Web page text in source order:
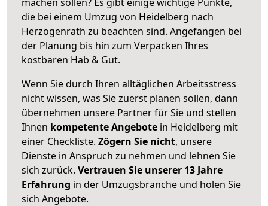
die bei einem Umzug von Heidelberg nach
Herzogenrath zu beachten sind. Angefangen bei
der Planung bis hin zum Verpacken Ihres
kostbaren Hab & Gut.
Wenn Sie durch Ihren alltäglichen Arbeitsstress
nicht wissen, was Sie zuerst planen sollen, dann
übernehmen unsere Partner für Sie und stellen
Ihnen kompetente Angebote in Heidelberg mit
einer Checkliste. Zögern Sie nicht, unsere
Dienste in Anspruch zu nehmen und lehnen Sie
sich zurück. Vertrauen Sie unserer 13 Jahre
Erfahrung in der Umzugsbranche und holen Sie
sich Angebote.